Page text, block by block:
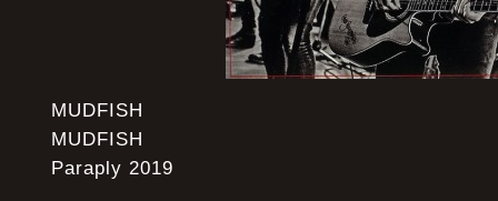
MUDFISH
MUDFISH
Paraply 2019